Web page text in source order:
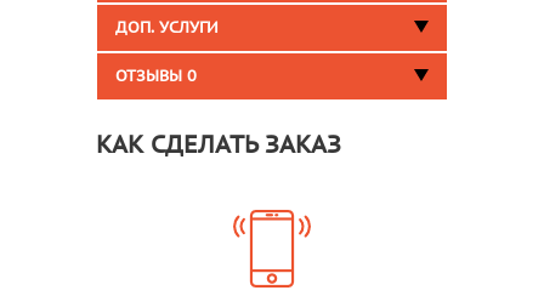
ДОП. УСЛУГИ
ОТЗЫВЫ 0
КАК СДЕЛАТЬ ЗАКАЗ